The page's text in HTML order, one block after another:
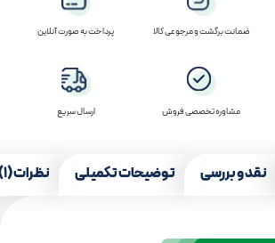
ضمانت برگشت و مرجوعی کالا پرداخت به صورت آنلاین
مشاوره تخصصی فروش ارسال سریع
نقد و بررسی توضیحات تکمیلی نظرات (1)